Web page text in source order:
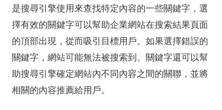
是搜尋引擎使用來查找特定內容的一些關鍵字，選
擇有效的關鍵字可以幫助企業網站在搜索結果頁面
的頂部出現，從而吸引目標用戶。如果選擇錯誤的
關鍵字，網站可能無法被搜索到。關鍵字還可以幫
助搜尋引擎確定網站內不同內容之間的關聯，並將
相關的內容推薦給用戶。